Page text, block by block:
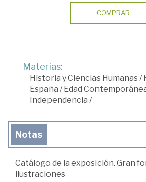
COMPRAR
Materias:
Historia y Ciencias Humanas/
España /Edad
Independencia /
Notas
Catálogo de la exposición. Gran
ilustraciones